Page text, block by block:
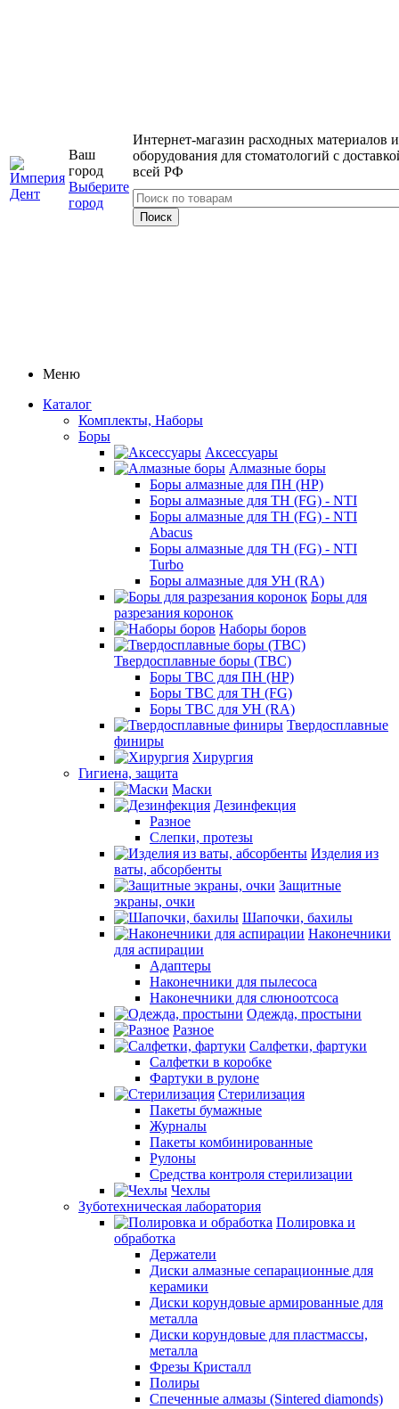
Ваш
город
Выберите
город
Интернет-магазин расходных материалов и
оборудования для стоматологий с
всей РФ
Меню
Каталог
Комплекты, Наборы
Боры
Аксессуары
Алмазные боры
Боры алмазные для ПН (HP)
Боры алмазные для ТН (FG) - NTI
Боры алмазные для ТН (FG) - NTI
Abacus
Боры алмазные для ТН (FG) - NTI
Turbo
Боры алмазные для УН (RA)
Боры для
разрезания коронок
Наборы боров
Твердосплавные боры (ТВС)
Боры ТВС для ПН (HP)
Боры ТВС для ТН (FG)
Боры ТВС для УН (RA)
Твердосплавные
финиры
Хирургия
Гигиена, защита
Маски
Дезинфекция
Разное
Слепки, протезы
Изделия из
ваты, абсорбенты
Защитные
экраны, очки
Шапочки, бахилы
Наконечники
для аспирации
Адаптеры
Наконечники для пылесоса
Наконечники для слюноотсоса
Одежда, простыни
Разное
Салфетки, фартуки
Салфетки в коробке
Фартуки в рулоне
Стерилизация
Пакеты бумажные
Журналы
Пакеты комбинированные
Рулоны
Средства контроля стерилизации
Чехлы
Зуботехническая лаборатория
Полировка и
обработка
Держатели
Диски алмазные сепарационные для
керамики
Диски корундовые армированные для
металла
Диски корундовые для пластмассы,
металла
Фрезы Кристалл
Полиры
Спеченные алмазы (Sintered diamonds)